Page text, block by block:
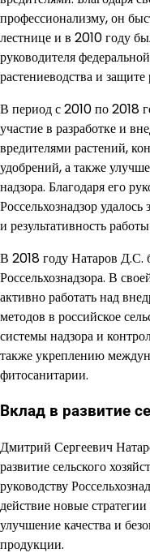
профессионализму, он
лестнице и в 2010 году
руководителя
растениеводства и защите
В период с 2010 по 2018
участие в разработке и
вредителями растений,
удобрений, а также
надзора. Благодаря его
Россельхознадзор
и результативность
В 2018 году Натаров Д.С.
Россельхознадзора. В
активно работать над
методов в российское
системы надзора и
также укреплению
фитосанитарии.
Вклад в развитие
Дмитрий Сергеевич
развитие сельского
руководству
действие новые
улучшение качества и
продукции.